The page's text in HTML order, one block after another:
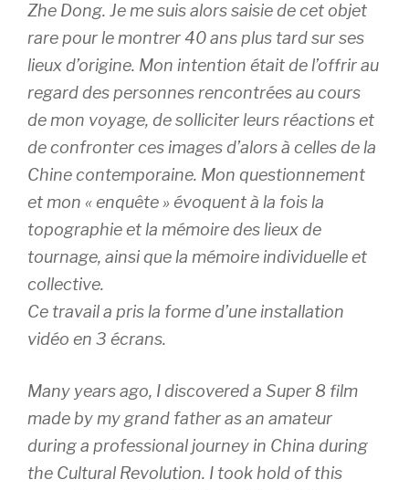
Zhe Dong. Je me suis alors saisie de cet objet
rare pour le montrer 40 ans plus tard sur ses
lieux d’origine. Mon intention était de l’offrir au
regard des personnes rencontrées au cours
de mon voyage, de solliciter leurs réactions et
de confronter ces images d’alors à celles de la
Chine contemporaine. Mon questionnement
et mon « enquête » évoquent à la fois la
topographie et la mémoire des lieux de
tournage, ainsi que la mémoire individuelle et
collective.
Ce travail a pris la forme d’une installation
vidéo en 3 écrans.
Many years ago, I discovered a Super 8 film
made by my grand father as an amateur
during a professional journey in China during
the Cultural Revolution. I took hold of this